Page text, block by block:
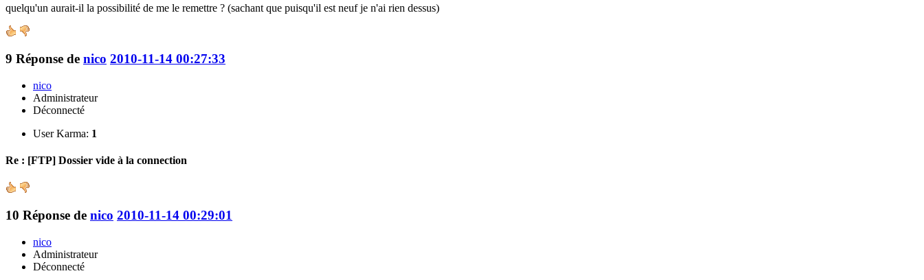
quelqu'un aurait-il la possibilité de me le remettre ? (sachant que puisqu'il est neuf je n'ai rien dessus)
9 Réponse de nico 2010-11-14 00:27:33
nico
Administrateur
Déconnecté
User Karma: 1
Re : [FTP] Dossier vide à la connection
10 Réponse de nico 2010-11-14 00:29:01
nico
Administrateur
Déconnecté